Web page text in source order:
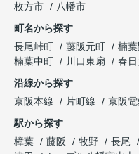
枚方市
八幡市
町名から探す
長尾峠町
藤阪元町 楠葉
楠葉中町
川口東扇 春
沿線から探す
京阪本線
片町線
京阪
駅から探す
樟葉
藤阪 牧野 長尾